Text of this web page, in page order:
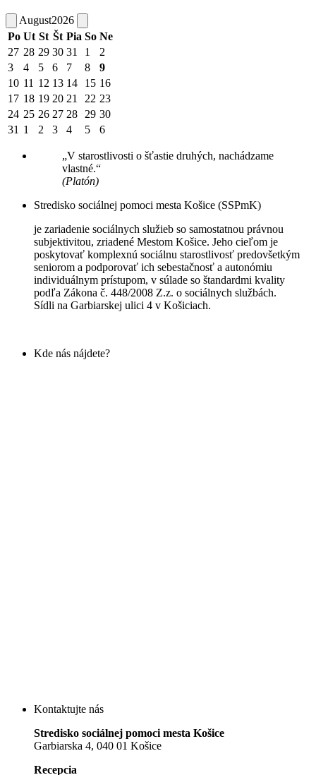
August2026
Po Ut St Št Pia So Ne
27 28 29 30 31 1
2
3
4 5 6 7 8
9
10 11 12 13 14 15 16
17 18 19 20 21 22 23
24 25 26 27 28 29 30
31 1 2 3 4 5 6
„V starostlivosti o šťastie druhých, nachádzame
vlastné.“
(Platón)
Stredisko sociálnej pomoci mesta Košice (SSPmK)
je zariadenie sociálnych služieb so samostatnou právnou
subjektivitou, zriadené Mestom Košice. Jeho cieľom je
poskytovať komplexnú sociálnu starostlivosť predovšetkým
seniorom a podporovať ich sebestačnosť a autonómiu
individuálnym prístupom, v súlade so štandardmi kvality
podľa Zákona č. 448/2008 Z.z. o sociálnych službách.
Sídli na Garbiarskej ulici 4 v Košiciach.
Kde nás nájdete?
Kontaktujte nás
Stredisko sociálnej pomoci mesta Košice
Garbiarska 4, 040 01 Košice
Recepcia